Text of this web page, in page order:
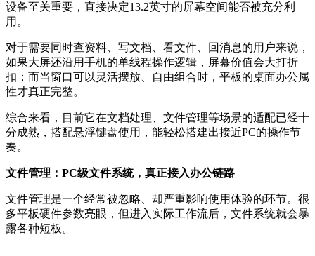
设备至关重要，直接决定13.2英寸的屏幕空间能否被充分利
用。
对于需要同时查资料、写文档、看文件、回消息的用户来说，
如果大屏还沿用手机的单线程操作逻辑，屏幕价值会大打折
扣；而当窗口可以灵活摆放、自由组合时，平板的桌面办公属
性才真正完整。
综合来看， 目前它在文档处理、文件管理等场景的适配已经十
分成熟，搭配悬浮键盘使用，能轻松搭建出接近PC的操作节
奏。
文件管理：PC级文件系统，真正接入办公链路
文件管理是一个经常被忽略、却严重影响使用体验的环节。很
多平板硬件参数亮眼，但进入实际工作流后，文件系统就会暴
露各种短板。